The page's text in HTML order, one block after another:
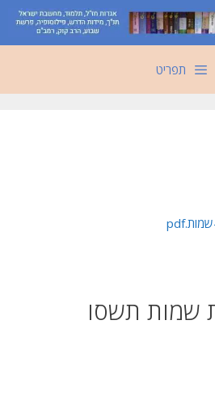
תפריט
טובה
תשסו